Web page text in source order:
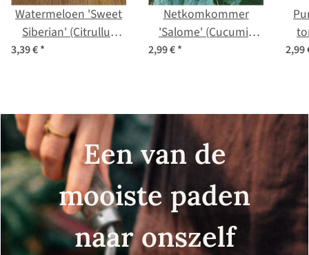
Watermeloen 'Sweet
Siberian' (Citrullus
lanatus) biologisch
3,39 €*
Netkomkommer
'Salome' (Cucumis
sativus) biologisch
2,99 €* 2,99
Een van de
mooiste paden
naar onszelf